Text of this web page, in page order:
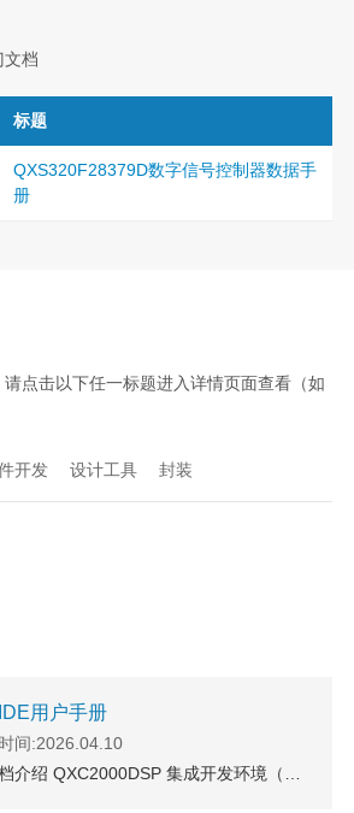
文档
标题
QXS320F28379D数字信号控制器数据手
册
点击以下任一标题进入详情页面查看（如
开发 设计工具 封装
用户手册
间:2026.04.10